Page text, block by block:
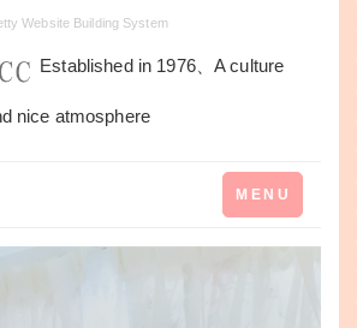
Website Building System
Established in 1976、A culture
nice atmosphere
Toggle
navigation
MENU